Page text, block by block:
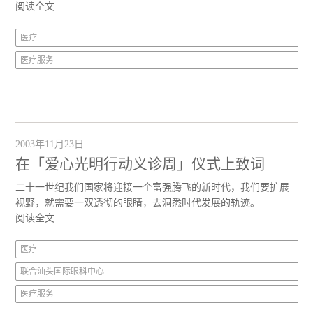
阅读全文
医疗
医疗服务
2003年11月23日
在「爱心光明行动义诊周」仪式上致词
二十一世纪我们国家将迎接一个富强腾飞的新时代，我们要扩展
视野，就需要一双透彻的眼睛，去洞悉时代发展的轨迹。
阅读全文
医疗
联合汕头国际眼科中心
医疗服务